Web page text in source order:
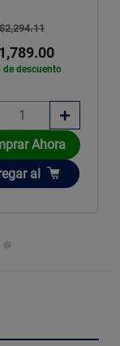
$2,294.11
de descuento
Ahora
al